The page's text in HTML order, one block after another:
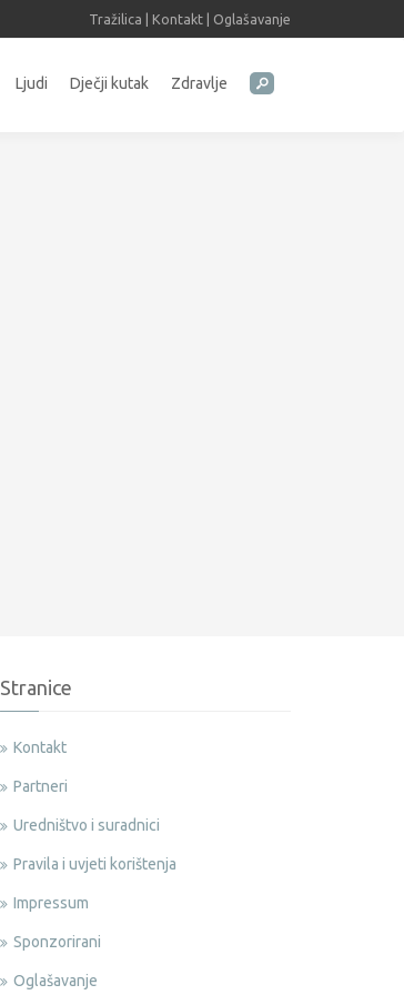
Tražilica Kontakt Oglašavanje
Ljudi Dječji kutak Zdravlje
Stranice
Kontakt
Partneri
Uredništvo i suradnici
Pravila i uvjeti korištenja
Impressum
Sponzorirani
Oglašavanje